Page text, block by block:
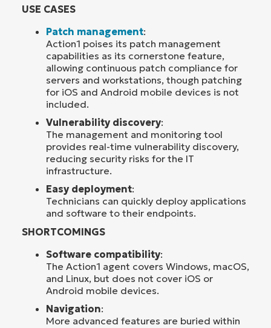
USE CASES
Patch management:
Action1 poises its patch management
capabilities as its cornerstone feature,
allowing continuous patch compliance for
servers and workstations, though patching
for iOS and Android mobile devices is not
included.
Vulnerability discovery:
The management and monitoring tool
provides real-time vulnerability discovery,
reducing security risks for the IT
infrastructure.
Easy deployment:
Technicians can quickly deploy applications
and software to their endpoints.
SHORTCOMINGS
Software compatibility:
The Action1 agent covers Windows, macOS,
and Linux, but does not cover iOS or
Android mobile devices.
Navigation:
More advanced features are buried within